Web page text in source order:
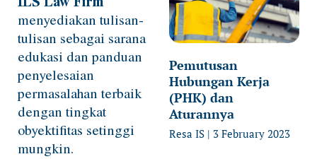
menyediakan tulisan-
tulisan sebagai sarana
edukasi dan panduan
penyelesaian
permasalahan terbaik
dengan tingkat
obyektifitas setinggi
mungkin.
Pemutusan
Hubungan Kerja
(PHK) dan
Aturannya
Resa IS 3 February 2023